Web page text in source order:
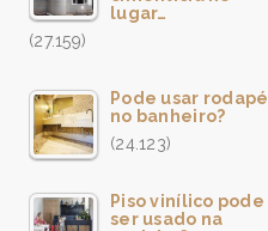
lugar…
(27.159)
Pode usar rodapé
no banheiro?
(24.123)
Piso vinílico pode
ser usado na